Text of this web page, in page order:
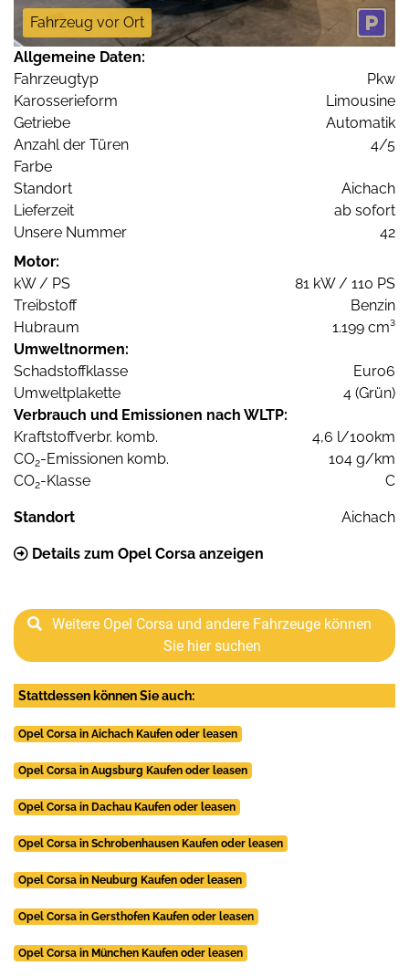
Fahrzeug vor Ort
Allgemeine Daten:
Fahrzeugtyp
Pkw
Karosserieform
Limousine
Getriebe
Automatik
Anzahl der Türen
4/5
Farbe
Standort
Aichach
Lieferzeit
ab sofort
Unsere Nummer
42
Motor:
kW / PS
81 kW / 110 PS
Treibstoff
Benzin
Hubraum
1.199 cm³
Umweltnormen:
Schadstoffklasse
Euro6
Umweltplakette
4 (Grün)
Verbrauch und Emissionen nach WLTP:
Kraftstoffverbr. komb.
4,6 l/100km
CO2-Emissionen komb.
104 g/km
CO2-Klasse C
Standort Aichach
Details zum Opel Corsa anzeigen
Weitere Opel Corsa und andere Fahrzeuge können
Sie hier suchen
Stattdessen können Sie auch:
Opel Corsa in Aichach Kaufen oder leasen
Opel Corsa in Augsburg Kaufen oder leasen
Opel Corsa in Dachau Kaufen oder leasen
Opel Corsa in Schrobenhausen Kaufen oder leasen
Opel Corsa in Neuburg Kaufen oder leasen
Opel Corsa in Gersthofen Kaufen oder leasen
Opel Corsa in München Kaufen oder leasen